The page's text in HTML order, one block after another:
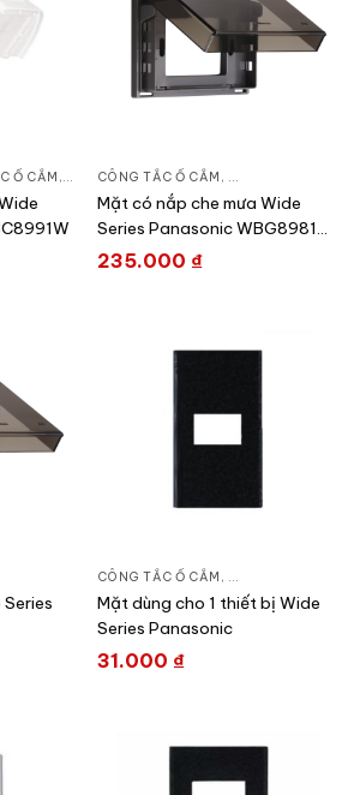
Ổ CẮM , DÒNG WIDE SERIES
CÔNG TẮC Ổ CẮM ,
Mặt có nắp che mưa Wide
Series Panasonic WBG8981-
P
235.000 ₫
WIDE SERIES ,THIẾT BỊ ĐIỆN
VN
CÔNG TẮC Ổ CẮM , DÒNG WIDE
Mặt dùng cho 1 thiết bị Wide
Series Panasonic
31.000 ₫